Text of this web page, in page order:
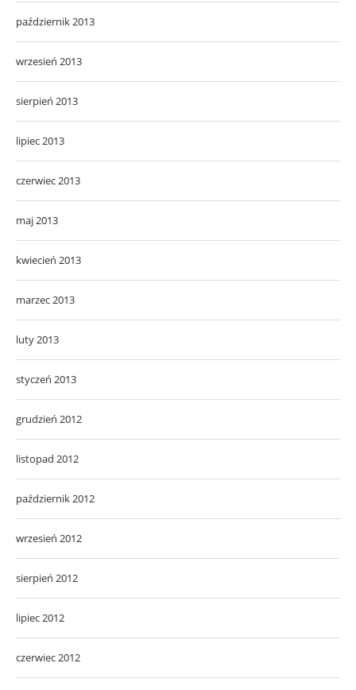
październik 2013
wrzesień 2013
sierpień 2013
lipiec 2013
czerwiec 2013
maj 2013
kwiecień 2013
marzec 2013
luty 2013
styczeń 2013
grudzień 2012
listopad 2012
październik 2012
wrzesień 2012
sierpień 2012
lipiec 2012
czerwiec 2012